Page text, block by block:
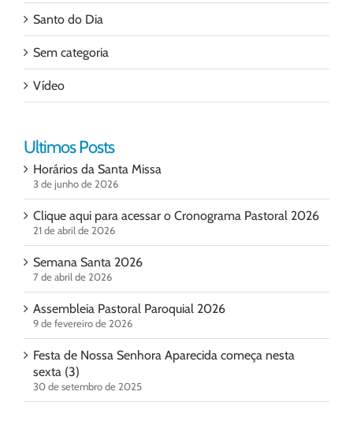
Santo do Dia
Sem categoria
Vídeo
Ultimos Posts
Horários da Santa Missa
3 de junho de 2026
Clique aqui para acessar o Cronograma Pastoral 2026
21 de abril de 2026
Semana Santa 2026
7 de abril de 2026
Assembleia Pastoral Paroquial 2026
9 de fevereiro de 2026
Festa de Nossa Senhora Aparecida começa nesta
sexta (3)
30 de setembro de 2025